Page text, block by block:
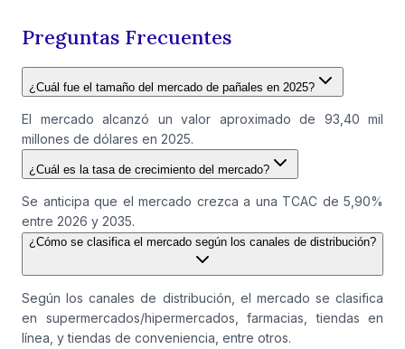
Preguntas Frecuentes
¿Cuál fue el tamaño del mercado de pañales en 2025?
El mercado alcanzó un valor aproximado de 93,40 mil
millones de dólares en 2025.
¿Cuál es la tasa de crecimiento del mercado?
Se anticipa que el mercado crezca a una TCAC de 5,90%
entre 2026 y 2035.
¿Cómo se clasifica el mercado según los canales de distribución?
Según los canales de distribución, el mercado se clasifica
en supermercados/hipermercados, farmacias, tiendas en
línea, y tiendas de conveniencia, entre otros.